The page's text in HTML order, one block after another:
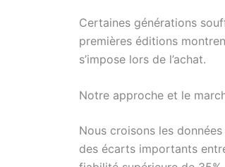
Certaines générations
premières éditions
s’impose lors de l’achat.
Notre approche et le
Nous croisons les
des écarts importants